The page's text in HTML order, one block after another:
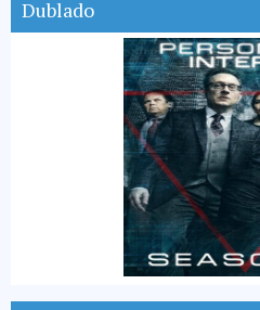
Dublado